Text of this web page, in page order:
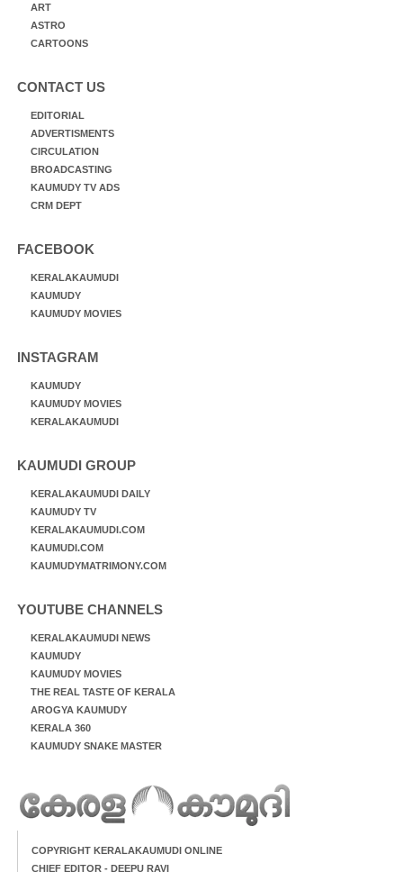
ART
ASTRO
CARTOONS
CONTACT US
EDITORIAL
ADVERTISMENTS
CIRCULATION
BROADCASTING
KAUMUDY TV ADS
CRM DEPT
FACEBOOK
KERALAKAUMUDI
KAUMUDY
KAUMUDY MOVIES
INSTAGRAM
KAUMUDY
KAUMUDY MOVIES
KERALAKAUMUDI
KAUMUDI GROUP
KERALAKAUMUDI DAILY
KAUMUDY TV
KERALAKAUMUDI.COM
KAUMUDI.COM
KAUMUDYMATRIMONY.COM
YOUTUBE CHANNELS
KERALAKAUMUDI NEWS
KAUMUDY
KAUMUDY MOVIES
THE REAL TASTE OF KERALA
AROGYA KAUMUDY
KERALA 360
KAUMUDY SNAKE MASTER
COPYRIGHT KERALAKAUMUDI ONLINE
CHIEF EDITOR - DEEPU RAVI